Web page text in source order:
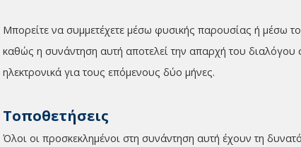
Μπορείτε να συμμετέχετε μέσω φυσικής παρουσίας ή μέσω
καθώς η συνάντηση αυτή αποτελεί την απαρχή του διαλόγου
ηλεκτρονικά για τους επόμενους δύο μήνες.
Τοποθετήσεις
Όλοι οι προσκεκλημένοι στη συνάντηση αυτή έχουν τη